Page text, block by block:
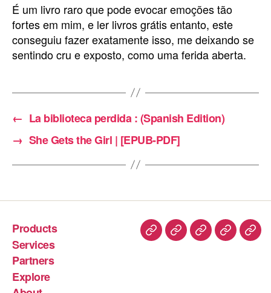
É um livro raro que pode evocar emoções tão
fortes em mim, e ler livros grátis entanto, este
conseguiu fazer exatamente isso, me deixando se
sentindo cru e exposto, como uma ferida aberta.
← La biblioteca perdida : (Spanish Edition)
→ She Gets the Girl | [EPUB-PDF]
Products
Services
Partners
Explore